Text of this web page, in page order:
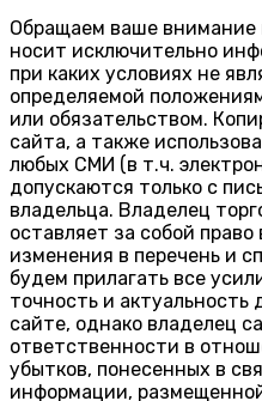
Обращаем ваше внимание
носит исключительно
при каких условиях не
определяемой
или обязательством.
сайта, а также
любых СМИ (в т.ч.
допускаются только с
владельца. Владелец
оставляет за собой
изменения в перечень и
будем прилагать все
точность и
сайте, однако владелец
ответственности в
убытков, понесенных в
информации,